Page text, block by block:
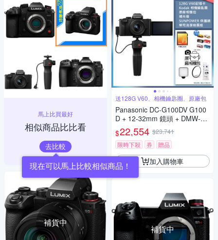
馬上比買最好
相似商品比比看
去比較
現在可以馬上比較相似商品！
補貨中
送128G V60、相機鑰匙圈、原廠包
Panasonic DC-G100DV G100
D + 12-32mm 鏡頭 + DMW-SH
GR2 三腳架握把組 公司貨
$22,554 $23,741
限時下殺
券 贈品
加入購物車
補貨中